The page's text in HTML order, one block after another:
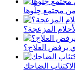
مجتمع حِلّوها
المزعجة؟
يرفض العلاج؟
الضاحك